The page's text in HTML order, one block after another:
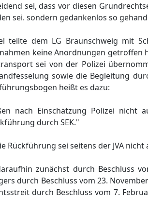
sei, dass vor diesen
sei. sondern gedankenlos so
teilte dem LG Braunschweig mit
keine Anordnungen getroffen
sei von der Polizei
sowie die Begleitung
heißt es dazu:
nach Einschätzung Polizei nicht
durch SEK."
Rückführung sei seitens der JVA
zunächst durch Beschluss
durch Beschluss vom 23.
durch Beschluss vom 7.